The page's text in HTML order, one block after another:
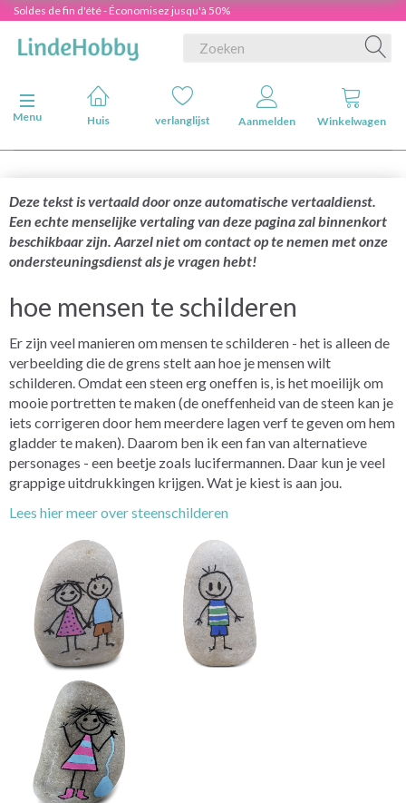
Soldes de fin d'été - Économisez jusqu'à 50%
Navigatie in-/uitschakelen
Menu
Huis verlanglijst Aanmelden Winkelwagen
Deze tekst is vertaald door onze automatische vertaaldienst.
Een echte menselijke vertaling van deze pagina zal binnenkort
beschikbaar zijn. Aarzel niet om contact op te nemen met onze
ondersteuningsdienst als je vragen hebt!
hoe mensen te schilderen
Er zijn veel manieren om mensen te schilderen - het is alleen de
verbeelding die de grens stelt aan hoe je mensen wilt
schilderen. Omdat een steen erg oneffen is, is het moeilijk om
mooie portretten te maken (de oneffenheid van de steen kan je
iets corrigeren door hem meerdere lagen verf te geven om hem
gladder te maken). Daarom ben ik een fan van alternatieve
personages - een beetje zoals lucifermannen. Daar kun je veel
grappige uitdrukkingen krijgen. Wat je kiest is aan jou.
Lees hier meer over steenschilderen